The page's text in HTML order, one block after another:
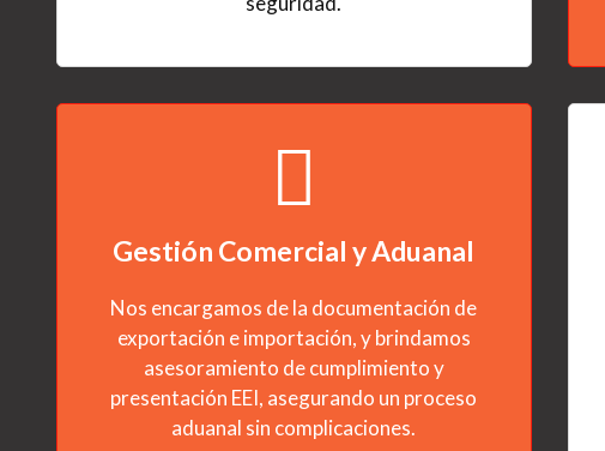
Gestión Comercial y Aduanal
Nos encargamos de la documentación de
exportación e importación, y brindamos
asesoramiento de cumplimiento y
presentación EEI, asegurando un proceso
aduanal sin complicaciones.